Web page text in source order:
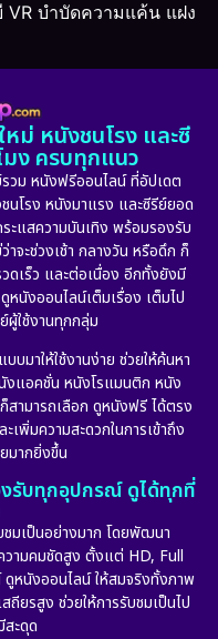
VR บำบัดความแค้น แฝง
ม่ หนังชนโรง และซี
ง ครบทุกแนว
วม หนังฟรีออนไลน์ ที่อัปเดต
นโรง หนังมาแรง และซีรีย์ยอด
ะแสความบันเทิง พร้อมรองรับ
จะช่วงเช้า กลางวัน หรือดึก ก็
ดเร็ว และต่อเนื่อง อีกทั้งยังมี
นังออนไลน์เต็มเรื่อง เต็มไป
ผู้ใช้งานทุกกลุ่ม
มาให้ใช้งานง่าย ช่วยให้ค้นหา
งแอคชั่น หนังโรแมนติก หนัง
ามารถเลือก ดูหนังฟรี ได้ตรง
เพิ่มความสะดวกในการเข้าถึง
มากยิ่งขึ้น
รับทุกอุปกรณ์ ดูได้ทุกที่
มเป็นอย่างมาก โดยพัฒนา
ามคมชัดสูง ตั้งแต่ HD, Full
หนังออนไลน์ ให้สมจริงทั้งภาพ
ยรสูง ช่วยให้การรับชมเป็นไป
ะดุด